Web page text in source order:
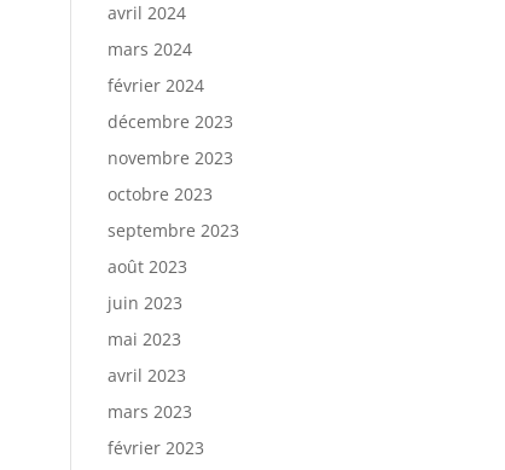
avril 2024
mars 2024
février 2024
décembre 2023
novembre 2023
octobre 2023
septembre 2023
août 2023
juin 2023
mai 2023
avril 2023
mars 2023
février 2023